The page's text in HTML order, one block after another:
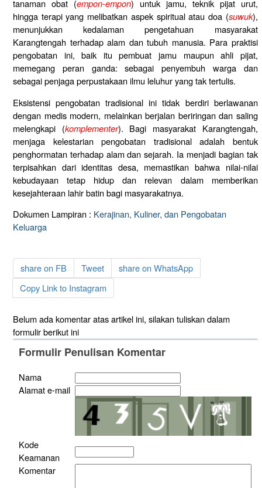
tanaman obat (empon-empon) untuk jamu, teknik pijat urut,
hingga terapi yang melibatkan aspek spiritual atau doa (suwuk),
menunjukkan kedalaman pengetahuan masyarakat
Karangtengah terhadap alam dan tubuh manusia. Para praktisi
pengobatan ini, baik itu pembuat jamu maupun ahli pijat,
memegang peran ganda: sebagai penyembuh warga dan
sebagai penjaga perpustakaan ilmu leluhur yang tak tertulis.
Eksistensi pengobatan tradisional ini tidak berdiri berlawanan
dengan medis modern, melainkan berjalan beriringan dan saling
melengkapi (komplementer). Bagi masyarakat Karangtengah,
menjaga kelestarian pengobatan tradisional adalah bentuk
penghormatan terhadap alam dan sejarah. Ia menjadi bagian tak
terpisahkan dari identitas desa, memastikan bahwa nilai-nilai
kebudayaan tetap hidup dan relevan dalam memberikan
kesejahteraan lahir batin bagi masyarakatnya.
Dokumen Lampiran : Kerajinan, Kuliner, dan Pengobatan
Keluarga
share on FB Tweet
share on WhatsApp
Copy Link to Instagram
Belum ada komentar atas artikel ini, silakan tuliskan dalam
formulir berikut ini
Formulir Penulisan Komentar
Nama
Alamat e-mail
Kode
Keamanan
Komentar